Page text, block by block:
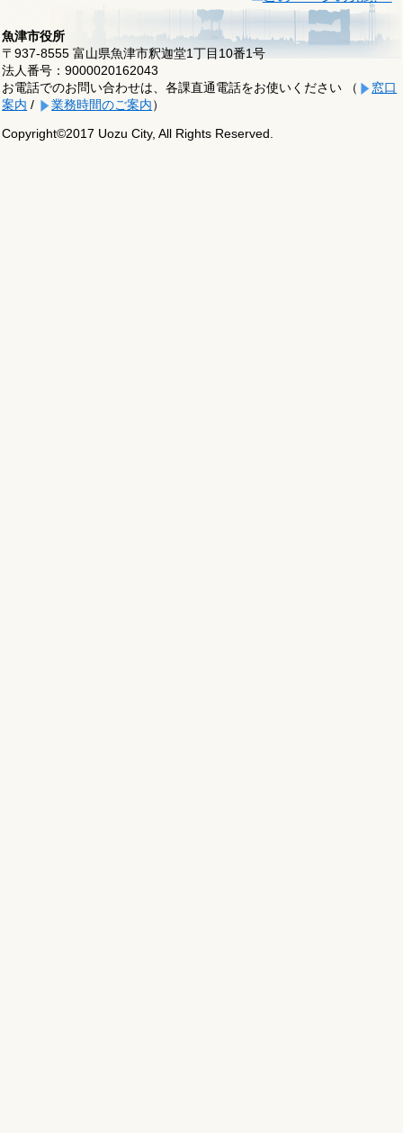
魚津市役所
〒937-8555 富山県魚津市釈迦堂1丁目10番1号
法人番号：9000020162043
お電話でのお問い合わせは、各課直通電話をお使いください （
窓口
案内 / 業務時間のご案内）
Copyright©2017 Uozu City, All Rights Reserved.